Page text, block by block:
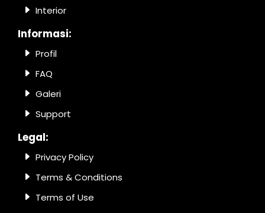
Interior
Informasi:
Profil
FAQ
Galeri
Support
Legal:
Privacy Policy
Terms & Conditions
Terms of Use